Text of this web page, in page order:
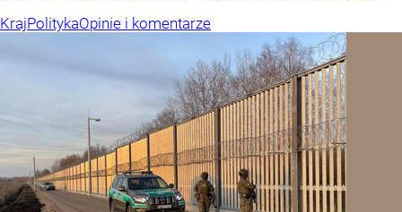
KrajPolitykaOpinie i komentarze